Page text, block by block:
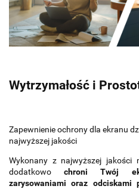
Wytrzymałość i
Zapewnienie ochrony dla ekranu
najwyższej jakości
Wykonany z najwyższej jakości
dodatkowochroni Twój
zarysowaniami oraz odciskami